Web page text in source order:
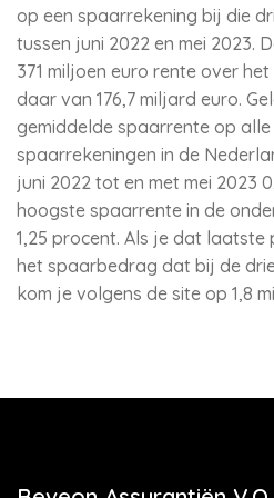
op een spaarrekening bij die
tussen juni 2022 en mei 2023.
371 miljoen euro rente over
daar van 176,7 miljard euro.
gemiddelde spaarrente op
spaarrekeningen in de
juni 2022 tot en met mei 2023
hoogste spaarrente in de
1,25 procent. Als je dat
het spaarbedrag dat bij de
kom je volgens de site op 1,8